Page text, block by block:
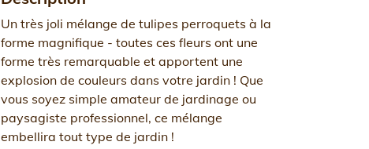
Un très joli mélange de tulipes perroquets à la
forme magnifique - toutes ces fleurs ont une
forme très remarquable et apportent une
explosion de couleurs dans votre jardin ! Que
vous soyez simple amateur de jardinage ou
paysagiste professionnel, ce mélange
embellira tout type de jardin !